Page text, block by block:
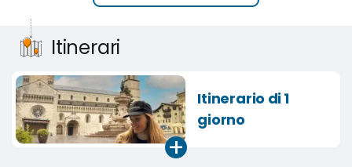
Itinerari
Itinerario di 1
giorno
+